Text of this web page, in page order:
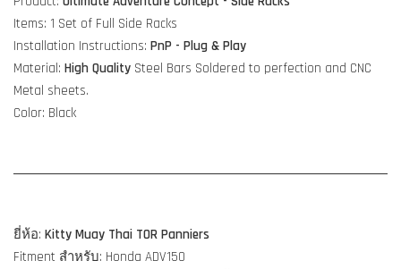
Items: 1 Set of Full Side Racks
Installation Instructions: PnP - Plug & Play
Material: High Quality Steel Bars Soldered to perfection and CNC
Metal sheets.
Color: Black
ยี่ห้อ: Kitty Muay Thai TOR Panniers
Fitment สำหรับ: Honda ADV150